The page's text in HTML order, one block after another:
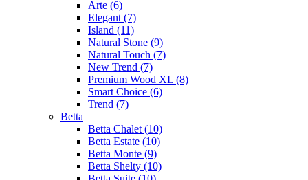
Arte (6)
Elegant (7)
Island (11)
Natural Stone (9)
Natural Touch (7)
New Trend (7)
Premium Wood XL (8)
Smart Choice (6)
Trend (7)
Betta
Betta Chalet (10)
Betta Estate (10)
Betta Monte (9)
Betta Shelty (10)